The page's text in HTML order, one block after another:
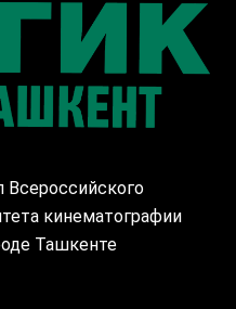
кинематографии
Ташкенте